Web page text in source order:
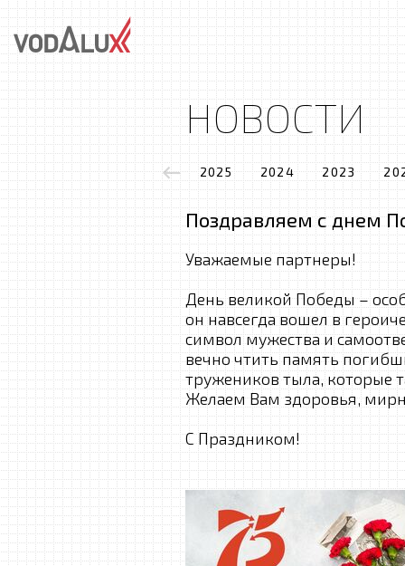
НОВОСТИ
2025 2024 2023
Поздравляем с днем
Уважаемые партнеры!
День великой Победы –
он навсегда вошел в
символ мужества и
вечно чтить память
тружеников тыла, которые
Желаем Вам здоровья,
С Праздником!